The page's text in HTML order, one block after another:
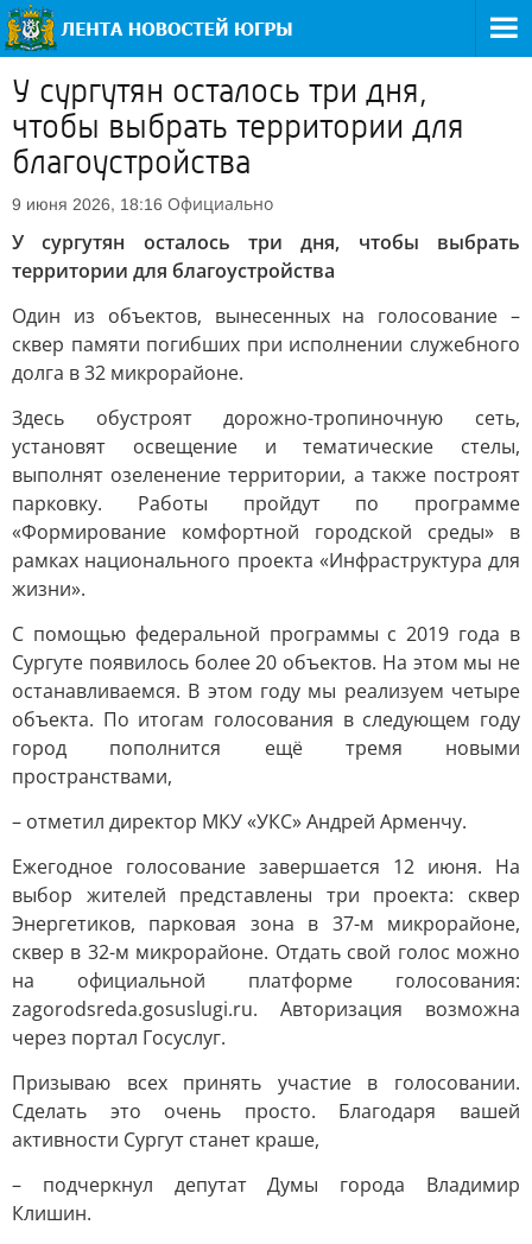
У сургутян осталось три дня,
чтобы выбрать территории для
благоустройства
9 июня 2026, 18:16 Официально
У сургутян осталось три дня, чтобы выбрать
территории для благоустройства
Один из объектов, вынесенных на голосование –
сквер памяти погибших при исполнении служебного
долга в 32 микрорайоне.
Здесь обустроят дорожно-тропиночную сеть,
установят освещение и тематические стелы,
выполнят озеленение территории, а также построят
парковку. Работы пройдут по программе
«Формирование комфортной городской среды» в
рамках национального проекта «Инфраструктура для
жизни».
С помощью федеральной программы с 2019 года в
Сургуте появилось более 20 объектов. На этом мы не
останавливаемся. В этом году мы реализуем четыре
объекта. По итогам голосования в следующем году
город пополнится ещё тремя новыми
пространствами,
– отметил директор МКУ «УКС» Андрей Арменчу.
Ежегодное голосование завершается 12 июня. На
выбор жителей представлены три проекта: сквер
Энергетиков, парковая зона в 37-м микрорайоне,
сквер в 32-м микрорайоне. Отдать свой голос можно
на официальной платформе голосования:
zagorodsreda.gosuslugi.ru. Авторизация возможна
через портал Госуслуг.
Призываю всех принять участие в голосовании.
Сделать это очень просто. Благодаря вашей
активности Сургут станет краше,
– подчеркнул депутат Думы города Владимир
Клишин.